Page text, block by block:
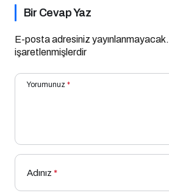
Bir Cevap Yaz
E-posta adresiniz yayınlanmayacak.
işaretlenmişlerdir
Yorumunuz *
Adınız *